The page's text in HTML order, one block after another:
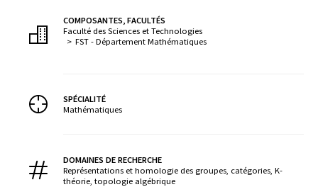
COMPOSANTES, FACULTÉS
Faculté des Sciences et Technologies
FST - Département Mathématiques
SPÉCIALITÉ
Mathématiques
DOMAINES DE RECHERCHE
Représentations et homologie des groupes, catégories, K-
théorie, topologie algébrique